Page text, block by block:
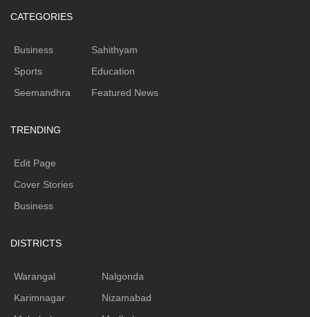
CATEGORIES
Business
Sports
Seemandhra
Sahithyam
Education
Featured News
TRENDING
Edit Page
Cover Stories
Business
DISTRICTS
Warangal
Karimnagar
Nalgonda
Nizamabad